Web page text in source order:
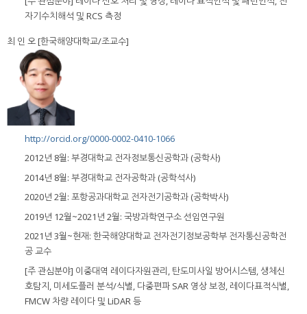
자기수치해석 및 RCS 측정
최 인 오 [한국해양대학교/조교수]
http://orcid.org/0000-0002-0410-1066
2012년 8월: 부경대학교 전자정보통신공학과 (공학사)
2014년 8월: 부경대학교 전자공학과 (공학석사)
2020년 2월: 포항공과대학교 전자전기공학과 (공학박사)
2019년 12월~2021년 2월: 국방과학연구소 선임연구원
2021년 3월~현재: 한국해양대학교 전자전기정보공학부 전자통신공학전
공 교수
[주 관심분야] 이중대역 레이다자원관리, 탄도미사일 방어시스템, 생체신
호탐지, 미세도플러 분석/식별, 다중편파 SAR 영상 보정, 레이다표적식별,
FMCW 차량 레이다 및 LiDAR 등